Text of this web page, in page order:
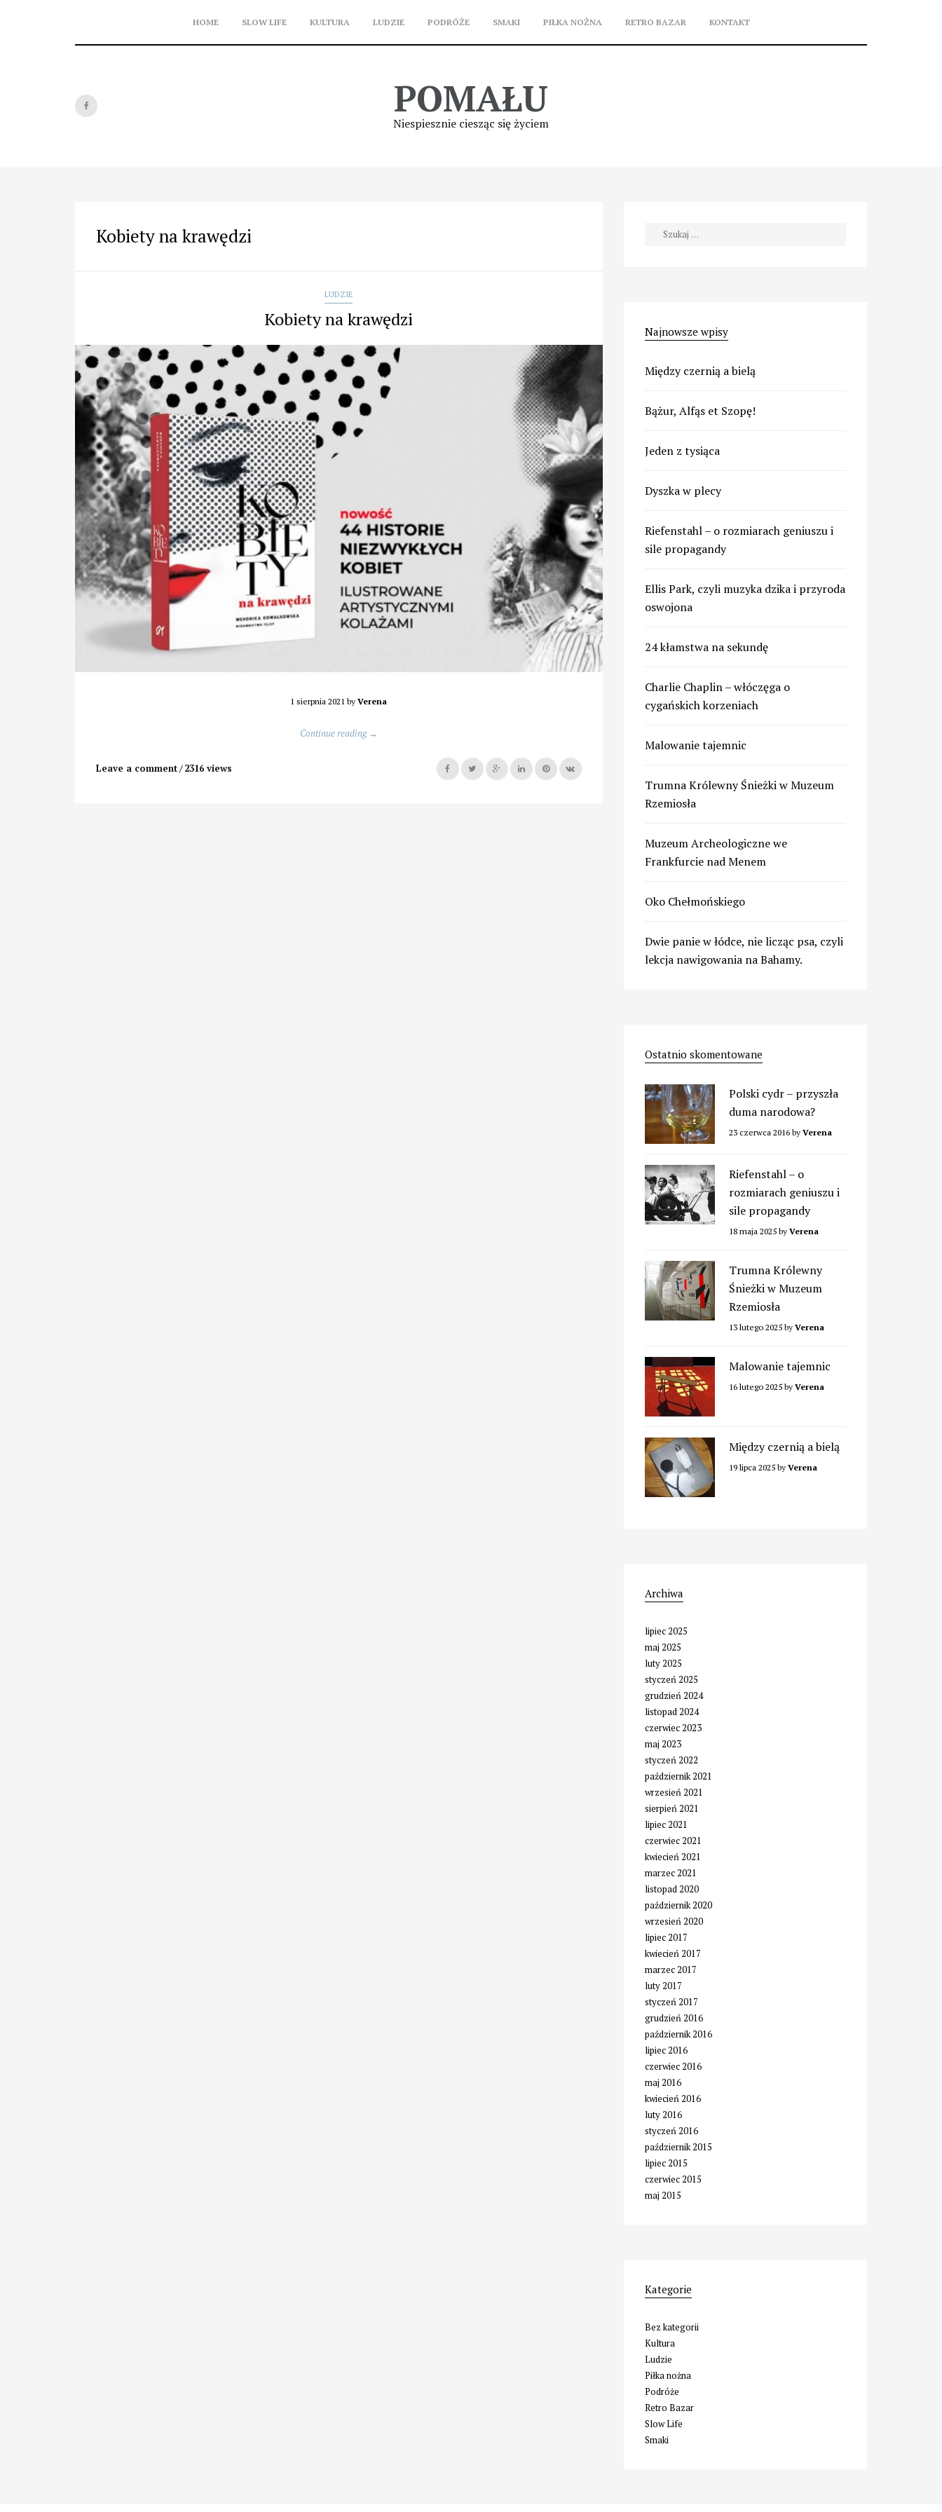
HOME SLOW LIFE KULTURA LUDZIE PODRÓŻE SMAKI PIŁKA NOŻNA RETRO BAZAR KONTAKT
POMAŁU
Niespiesznie ciesząc się życiem
Kobiety na krawędzi
LUDZIE
Kobiety na krawędzi
1 sierpnia 2021 byVerena
Continue reading „Kobiety
→
Leave a comment 2316 views
Szukaj:
Najnowsze wpisy
Między czernią a bielą
Bążur, Alfąs et Szopę!
Jeden z tysiąca
Dyszka w plecy
Riefenstahl – o rozmiarach geniuszu i
sile propagandy
Ellis Park, czyli muzyka dzika i przyroda
oswojona
24 kłamstwa na sekundę
Charlie Chaplin – włóczęga o
cygańskich korzeniach
Malowanie tajemnic
Trumna Królewny Śnieżki w Muzeum
Rzemiosła
Muzeum Archeologiczne we
Frankfurcie nad Menem
Oko Chełmońskiego
Dwie panie w łódce, nie licząc psa, czyli
lekcja nawigowania na Bahamy.
Ostatnio skomentowane
Polski cydr – przyszła
duma narodowa?
23 czerwca 2016by Verena
Riefenstahl – o
rozmiarach geniuszu i
sile propagandy
18 maja 2025by Verena
Trumna Królewny
Śnieżki w Muzeum
Rzemiosła
13 lutego 2025by Verena
Malowanie tajemnic
16 lutego 2025by Verena
Między czernią a bielą
19 lipca 2025by Verena
Archiwa
lipiec 2025
maj 2025
luty 2025
styczeń 2025
grudzień 2024
listopad 2024
czerwiec 2023
maj 2023
styczeń 2022
październik 2021
wrzesień 2021
sierpień 2021
lipiec 2021
czerwiec 2021
kwiecień 2021
marzec 2021
listopad 2020
październik 2020
wrzesień 2020
lipiec 2017
kwiecień 2017
marzec 2017
luty 2017
styczeń 2017
grudzień 2016
październik 2016
lipiec 2016
czerwiec 2016
maj 2016
kwiecień 2016
luty 2016
styczeń 2016
październik 2015
lipiec 2015
czerwiec 2015
maj 2015
Kategorie
Bez kategorii
Kultura
Ludzie
Piłka nożna
Podróże
Retro Bazar
Slow Life
Smaki